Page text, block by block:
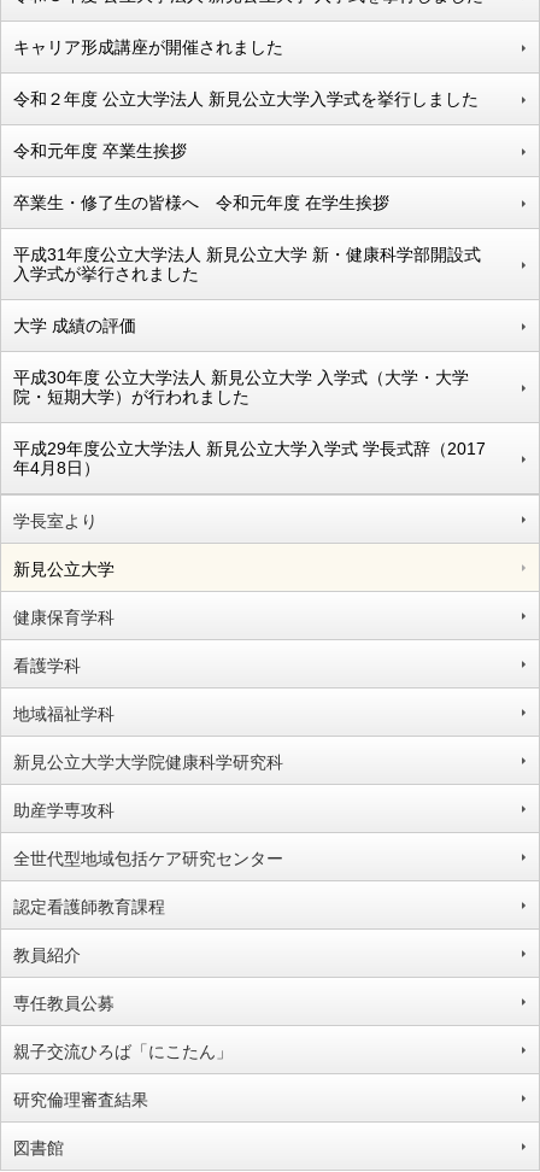
学長室より
新見公立大学
健康保育学科
看護学科
地域福祉学科
新見公立大学大学院健康科学研究科
助産学専攻科
全世代型地域包括ケア研究センター
認定看護師教育課程
教員紹介
専任教員公募
親子交流ひろば「にこたん」
研究倫理審査結果
図書館
キャリア形成講座が開催されました
令和２年度 公立大学法人 新見公立大学入学式を挙行しました
令和元年度 卒業生挨拶
卒業生・修了生の皆様へ 令和元年度 在学生挨拶
平成31年度公立大学法人 新見公立大学 新・健康科学部開設式
入学式が挙行されました
大学 成績の評価
平成30年度 公立大学法人 新見公立大学 入学式（大学・大学
院・短期大学）が行われました
平成29年度公立大学法人 新見公立大学入学式 学長式辞（2017
年4月8日）